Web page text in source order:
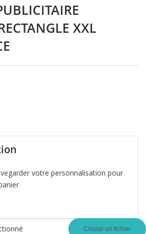
XXL
votre personnalisation pour
Choisir un fichier